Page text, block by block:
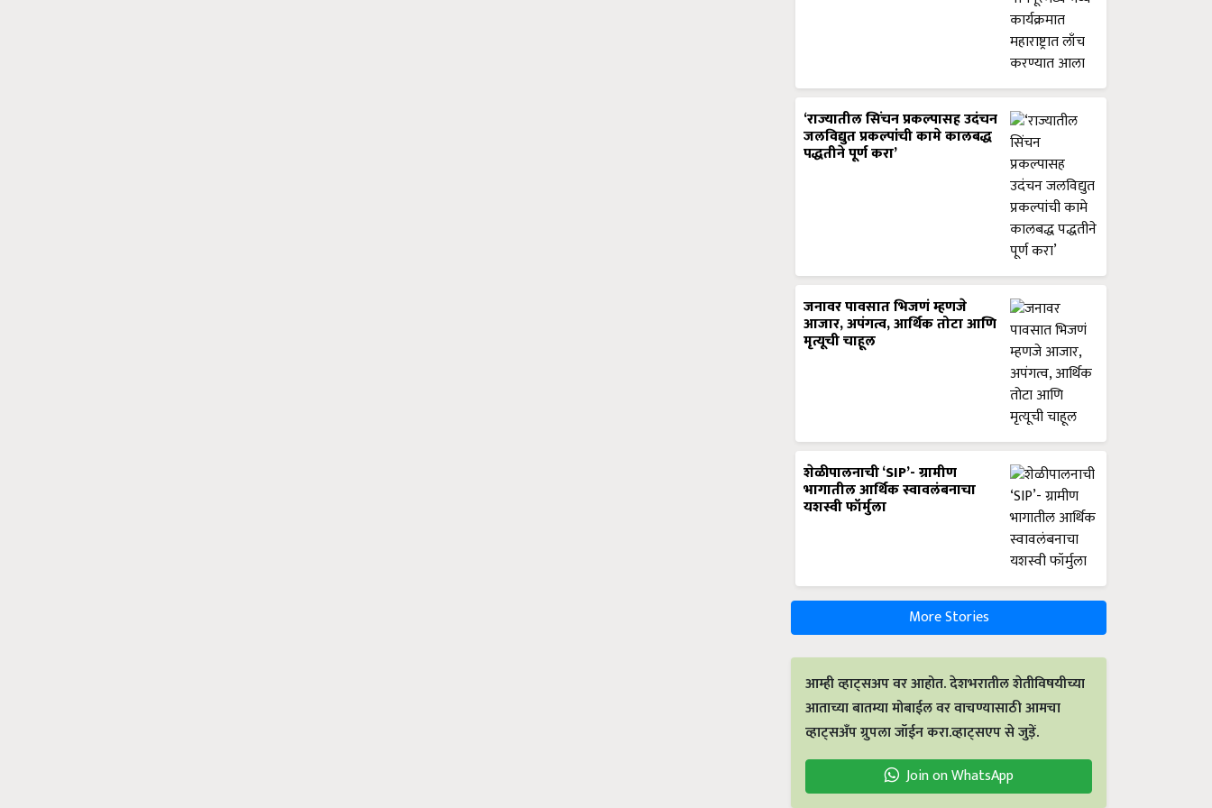
‘राज्यातील सिंचन प्रकल्पासह उदंचन
जलविद्युत प्रकल्पांची कामे कालबद्ध
पद्धतीने पूर्ण करा’
जनावर पावसात भिजणं म्हणजे
आजार, अपंगत्व, आर्थिक तोटा आणि
मृत्यूची चाहूल
शेळीपालनाची ‘SIP’- ग्रामीण
भागातील आर्थिक स्वावलंबनाचा
यशस्वी फॉर्मुला
More Stories
आम्ही व्हाट्सअप वर आहोत. देशभरातील शेतीविषयीच्या
आताच्या बातम्या मोबाईल वर वाचण्यासाठी आमचा
व्हाट्सअँप ग्रुपला जॉईन करा.व्हाट्सएप से जुड़ें.
Join on WhatsApp